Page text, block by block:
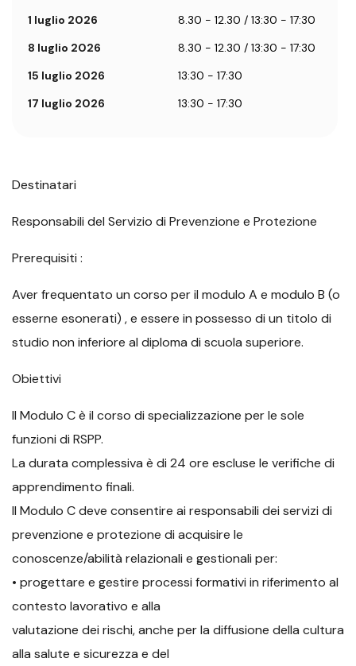
1 luglio 2026
8.30 - 12.30 / 13:30 - 17:30
8 luglio 2026
8.30 - 12.30 / 13:30 - 17:30
15 luglio 2026
13:30 - 17:30
17 luglio 2026
13:30 - 17:30
Destinatari
Responsabili del Servizio di Prevenzione e Protezione
Prerequisiti :
Aver frequentato un corso per il modulo A e modulo B (o
esserne esonerati) , e essere in possesso di un titolo di
studio non inferiore al diploma di scuola superiore.
Obiettivi
Il Modulo C è il corso di specializzazione per le sole
funzioni di RSPP.
La durata complessiva è di 24 ore escluse le verifiche di
apprendimento finali.
Il Modulo C deve consentire ai responsabili dei servizi di
prevenzione e protezione di acquisire le
conoscenze/abilità relazionali e gestionali per:
• progettare e gestire processi formativi in riferimento al
contesto lavorativo e alla
valutazione dei rischi, anche per la diffusione della cultura
alla salute e sicurezza e del